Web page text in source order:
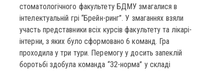
стоматологічного факультету БДМУ змагалися в
інтелектуальній грі “Брейн-ринг”. У змаганнях взяли
участь представники всіх курсів факультету та лікарі-
інтерни, з яких було сформовано 6 команд. Гра
проходила у три тури. Перемогу у досить запеклій
боротьбі здобула команда “32-норма” у складі